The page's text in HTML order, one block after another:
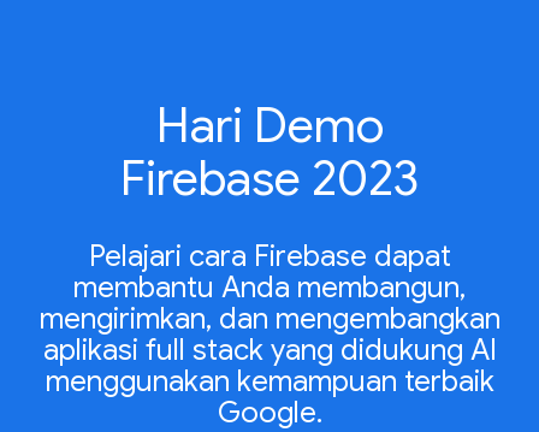
Hari Demo
Firebase 2023
Pelajari cara Firebase dapat
membantu Anda membangun,
mengirimkan, dan mengembangkan
aplikasi full stack yang didukung AI
menggunakan kemampuan terbaik
Google.